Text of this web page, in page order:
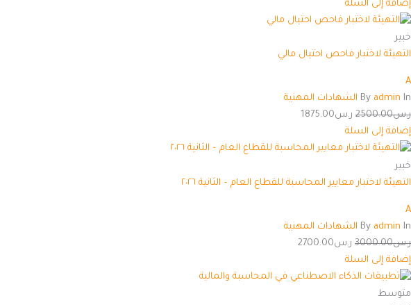
إضافة إلى السلة
خبير
التهيئة لاختبار فاحص احتيال مالي
A
By admin In
الشهادات المهنية
ر.س2500.00 ر.س1875.00
إضافة إلى السلة
خبير
التهيئة لاختبار معايير المحاسبة للقطاع العام – الثانية ٢٠٢٦
A
By admin In
الشهادات المهنية
ر.س3000.00 ر.س2700.00
إضافة إلى السلة
متوسط